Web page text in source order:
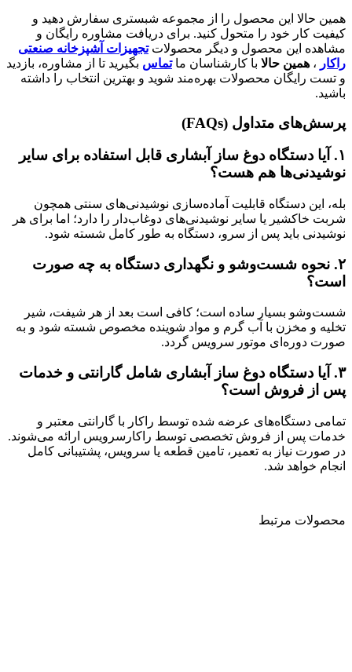
همین حالا این محصول را از مجموعه شبستری سفارش دهید و
کیفیت کار خود را متحول کنید. برای دریافت مشاوره رایگان و
مشاهده این محصول و دیگر محصولاتتجهیزات آشپزخانه صنعتی
راکار ، همین حالا با کارشناسان ماتماس بگیرید تا از مشاوره، بازدید
و تست رایگان محصولات بهره‌مند شوید و بهترین انتخاب را داشته
باشید.
پرسش‌های متداول (FAQs)
۱.
آیا دستگاه دوغ ساز آبشاری قابل استفاده برای سایر
نوشیدنی‌ها هم هست؟
بله، این دستگاه قابلیت آماده‌سازی نوشیدنی‌های سنتی همچون
شربت خاکشیر یا سایر نوشیدنی‌های دوغاب‌دار را دارد؛ اما برای هر
نوشیدنی باید پس از سرو، دستگاه به طور کامل شسته شود.
۲. نحوه شست‌وشو و نگهداری دستگاه به چه صورت
است؟
شست‌وشو بسیار ساده است؛ کافی است بعد از هر شیفت، شیر
تخلیه و مخزن با آب گرم و مواد شوینده مخصوص شسته شود و به
صورت دوره‌ای موتور سرویس گردد.
۳.
آیا دستگاه دوغ ساز آبشاری شامل گارانتی و خدمات
پس از فروش است؟
تمامی دستگاه‌های عرضه شده توسط راکار با گارانتی معتبر و
خدمات پس از فروش تخصصی توسط راکارسرویس ارائه می‌شوند.
در صورت نیاز به تعمیر، تامین قطعه یا سرویس، پشتیبانی کامل
انجام خواهد شد.
محصولات مرتبط